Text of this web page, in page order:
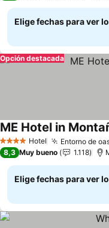
Elige fechas para ver
Opción destacada
4 EstrellasHotel Entorno de
ME Hotel in
8,3 Muy bueno 1.118
Elige fechas para ver